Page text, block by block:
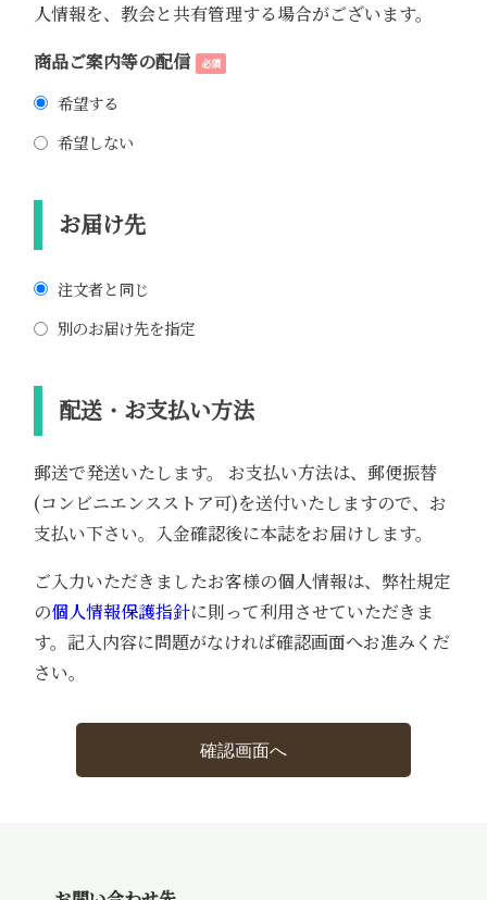
人情報を、教会と共有管理する場合がございます。
商品ご案内等の配信
必須
希望する
希望しない
お届け先
注文者と同じ
別のお届け先を指定
配送・お支払い方法
郵送で発送いたします。 お支払い方法は、郵便振替
(コンビニエンスストア可)を送付いたしますので、お
支払い下さい。入金確認後に本誌をお届けします。
ご入力いただきましたお客様の個人情報は、弊社規定
の個人情報保護指針に則って利用させていただきま
す。記入内容に問題がなければ確認画面へお進みくだ
さい。
確認画面へ